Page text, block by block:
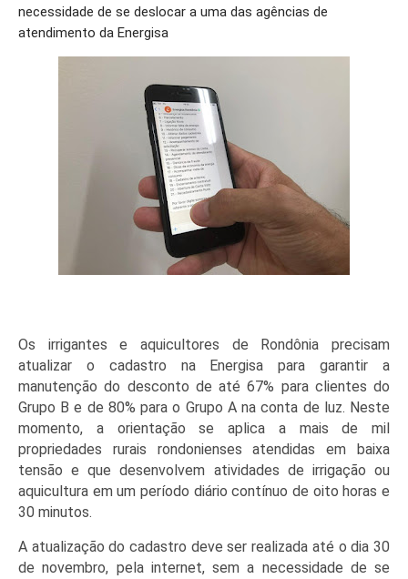
necessidade de se deslocar a uma das agências de
atendimento da Energisa
Os irrigantes e aquicultores de Rondônia precisam
atualizar o cadastro na Energisa para garantir a
manutenção do desconto de até 67% para clientes do
Grupo B e de 80% para o Grupo A na conta de luz. Neste
momento, a orientação se aplica a mais de mil
propriedades rurais rondonienses atendidas em baixa
tensão e que desenvolvem atividades de irrigação ou
aquicultura em um período diário contínuo de oito horas e
30 minutos.
A atualização do cadastro deve ser realizada até o dia 30
de novembro, pela internet, sem a necessidade de se